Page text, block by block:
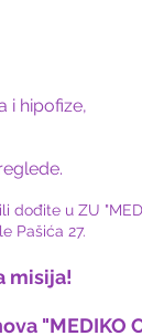
i hipofize,
dođite u ZU
Pašića 27.
misija!
"MEDIKO